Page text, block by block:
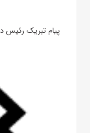
پیام تبریک رئیس